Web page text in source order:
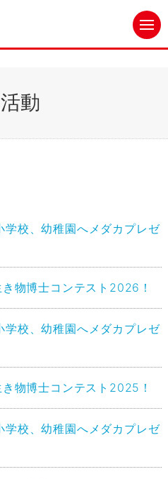
動
校、幼稚園へメダカプレゼ
物博士コンテスト2026！
校、幼稚園へメダカプレゼ
物博士コンテスト2025！
校、幼稚園へメダカプレゼ